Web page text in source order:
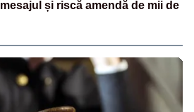
și riscă amendă de mii de